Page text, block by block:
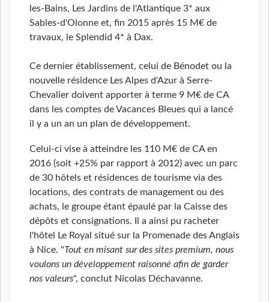
les-Bains, Les Jardins de l'Atlantique 3* aux
Sables-d'Olonne et, fin 2015 après 15 M€ de
travaux, le Splendid 4* à Dax.
Ce dernier établissement, celui de Bénodet ou la
nouvelle résidence Les Alpes d'Azur à Serre-
Chevalier doivent apporter à terme 9 M€ de CA
dans les comptes de Vacances Bleues qui a lancé
il y a un an un plan de développement.
Celui-ci vise à atteindre les 110 M€ de CA en
2016 (soit +25% par rapport à 2012) avec un parc
de 30 hôtels et résidences de tourisme via des
locations, des contrats de management ou des
achats, le groupe étant épaulé par la Caisse des
dépôts et consignations. Il a ainsi pu racheter
l'hôtel Le Royal situé sur la Promenade des Anglais
à Nice. "Tout en misant sur des sites premium, nous
voulons un développement raisonné afin de garder
nos valeurs", conclut Nicolas Déchavanne.